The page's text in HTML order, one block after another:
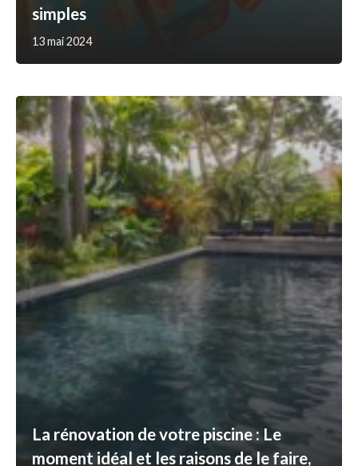
simples
13 mai 2024
La rénovation de votre piscine : Le
moment idéal et les raisons de le faire,